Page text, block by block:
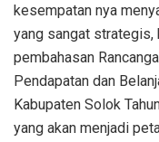
kesempatan nya
yang sangat strategis,
pembahasan
Pendapatan dan
Kabupaten Solok
yang akan menjadi